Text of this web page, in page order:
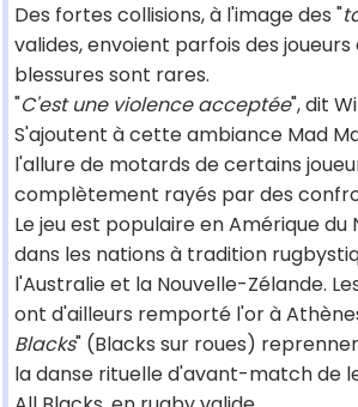
Des fortes collisions, à l'image des "
valides, envoient parfois des joueurs
blessures sont rares.
"C'est une violence acceptée", dit
S'ajoutent à cette ambiance Mad
l'allure de motards de certains
complètement rayés par des
Le jeu est populaire en Amérique
dans les nations à tradition
l'Australie et la Nouvelle-Zélande.
ont d'ailleurs remporté l'or à
Blacks" (Blacks sur roues)
la danse rituelle d'avant-match de